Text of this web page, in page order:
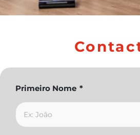
Primeiro Nome *